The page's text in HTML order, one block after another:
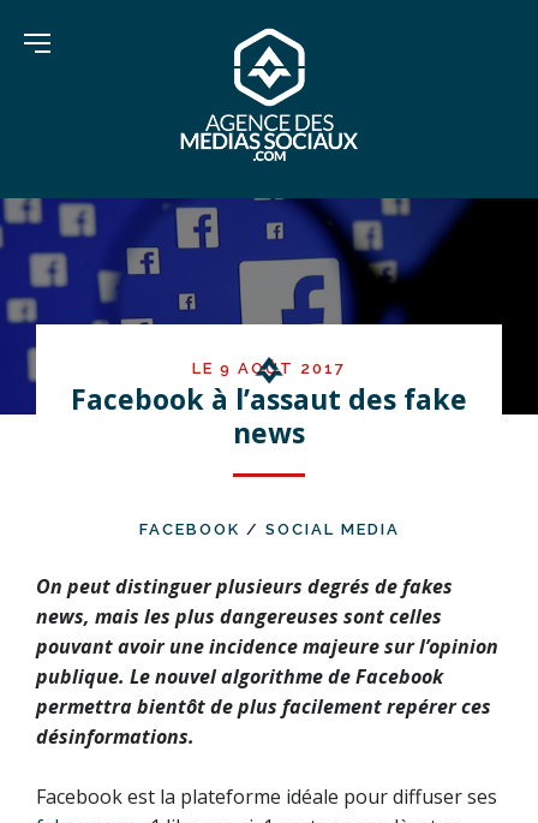
LE 9 AOÛT 2017
Facebook à l’assaut des fake
news
FACEBOOK / SOCIAL MEDIA
On peut distinguer plusieurs degrés de fakes
news, mais les plus dangereuses sont celles
pouvant avoir une incidence majeure sur l’opinion
publique. Le nouvel algorithme de Facebook
permettra bientôt de plus facilement repérer ces
désinformations.
Facebook est la plateforme idéale pour diffuser ses